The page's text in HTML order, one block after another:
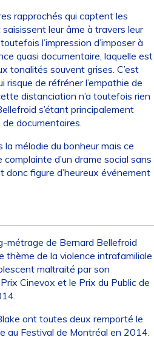
rapprochés qui captent les
leur âme à travers leur
l’impression d’imposer à
quasi documentaire, laquelle est
tonalités souvent grises. C’est
risque de réfréner l’empathie de
distanciation n’a toutefois rien
s’étant principalement
documentaires.
la mélodie du bonheur mais ce
complainte d’un drame social sans
donc figure d’heureux événement
métrage de Bernard Bellefroid
thème de la violence intrafamiliale
maltraité par son
Cinevox et le Prix du Public de
ont toutes deux remporté le
au Festival de Montréal en 2014.